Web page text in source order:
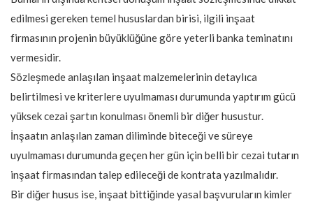
edilmesi gereken temel hususlardan birisi, ilgili inşaat
firmasının projenin büyüklüğüne göre yeterli banka teminatını
vermesidir.
Sözleşmede anlaşılan inşaat malzemelerinin detaylıca
belirtilmesi ve kriterlere uyulmaması durumunda yaptırım gücü
yüksek cezai şartın konulması önemli bir diğer husustur.
İnşaatın anlaşılan zaman diliminde biteceği ve süreye
uyulmaması durumunda geçen her gün için belli bir cezai tutarın
inşaat firmasından talep edileceği de kontrata yazılmalıdır.
Bir diğer husus ise, inşaat bittiğinde yasal başvuruların kimler